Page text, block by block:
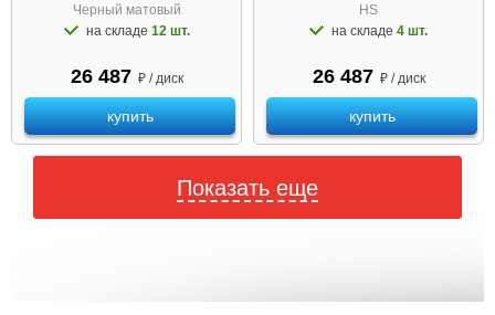
Черный матовый
на складе 12 шт.
26 487 ₽ / диск
купить
HS
на складе 4 шт.
26 487 ₽ / диск
купить
Показать еще